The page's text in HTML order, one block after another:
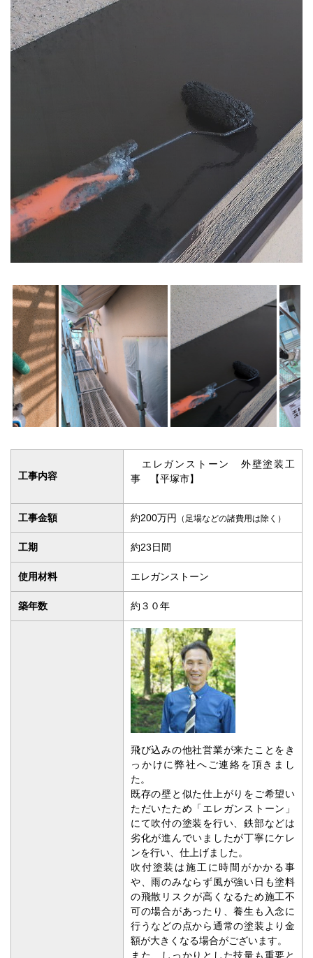
工事内容
エレガンストーン 外壁塗装工
事 【平塚市】
工事金額 約200万円 （足場などの諸費用は除く）
工期 約23日間
使用材料 エレガンストーン
築年数 約３０年
飛び込みの他社営業が来たことをき
っかけに弊社へご連絡を頂きまし
た。
既存の壁と似た仕上がりをご希望い
ただいたため「エレガンストーン」
にて吹付の塗装を行い、鉄部などは
劣化が進んでいましたが丁寧にケレ
ンを行い、仕上げました。
吹付塗装は施工に時間がかかる事
や、雨のみならず風が強い日も塗料
の飛散リスクが高くなるため施工不
可の場合があったり、養生も入念に
行うなどの点から通常の塗装より金
額が大きくなる場合がございます。
また、しっかりとした技量も重要と